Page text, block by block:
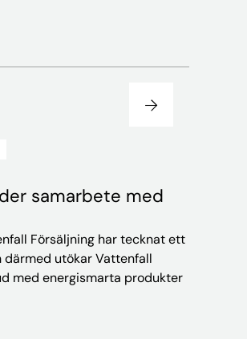
samarbete med
Försäljning har tecknat ett
utökar Vattenfall
med energismarta produkter